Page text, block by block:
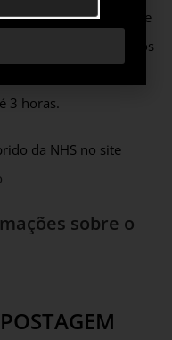
8 painéis 460 Wp e
de 18 Ah. Em ambos
dimensionados para
3 horas.
da NHS no site
sobre o